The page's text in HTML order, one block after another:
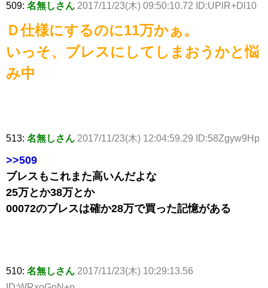
509: 名無しさん 2017/11/23(木) 09:50:10.72 ID:UPlR+Dl10
Ｄ仕様にするのに11万かぁ。
いっそ、ブレスにしてしまおうかと悩
み中
513: 名無しさん 2017/11/23(木) 12:04:59.29 ID:58Zgyw9Hp
>>509
ブレスもこれまた高いんだよな
25万とか38万とか
00072のブレスは確か28万で買った記憶がある
510: 名無しさん 2017/11/23(木) 10:29:13.56